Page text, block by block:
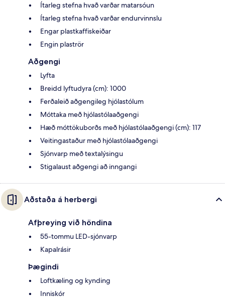
Ítarleg stefna hvað varðar matarsóun
Ítarleg stefna hvað varðar endurvinnslu
Engar plastkaffiskeiðar
Engin plaströr
Aðgengi
Lyfta
Breidd lyftudyra (cm): 1000
Ferðaleið aðgengileg hjólastólum
Móttaka með hjólastólaaðgengi
Hæð móttökuborðs með hjólastólaaðgengi (cm): 117
Veitingastaður með hjólastólaaðgengi
Sjónvarp með textalýsingu
Stigalaust aðgengi að inngangi
Aðstaða á herbergi
Afþreying við höndina
55-tommu LED-sjónvarp
Kapalrásir
Þægindi
Loftkæling og kynding
Inniskór